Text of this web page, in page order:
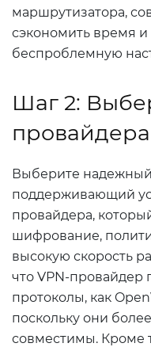
маршрутизатора,
сэкономить время и
беспроблемную
Шаг 2:
Выберите надежный
поддерживающий
провайдера,
шифрование,
высокую скорость
что VPN-провайдер
протоколы, как
поскольку они
совместимы. Кроме